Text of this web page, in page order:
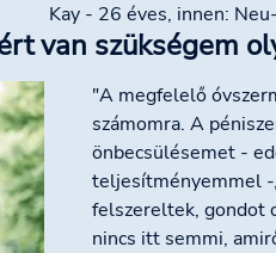
Kay - 26 éves, innen:
van szükségem
"A megfelelő
számomra. A
önbecsülésemet -
teljesítményemmel -
felszereltek, gondot
nincs itt semmi,